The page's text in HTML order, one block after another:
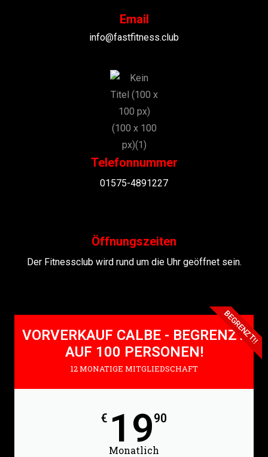
Email
info@fastfitness.club
Telefonnummer
01575-4891227
Öffnungszeiten
Der Fitnessclub wird rund um die Uhr geöffnet sein.
VORVERKAUF CALBE - BEGRENZT
AUF 100 PERSONEN!
12 MONATIGE MITGLIEDSCHAFT
€ 1990
Monatlich
BEGRENZT!!